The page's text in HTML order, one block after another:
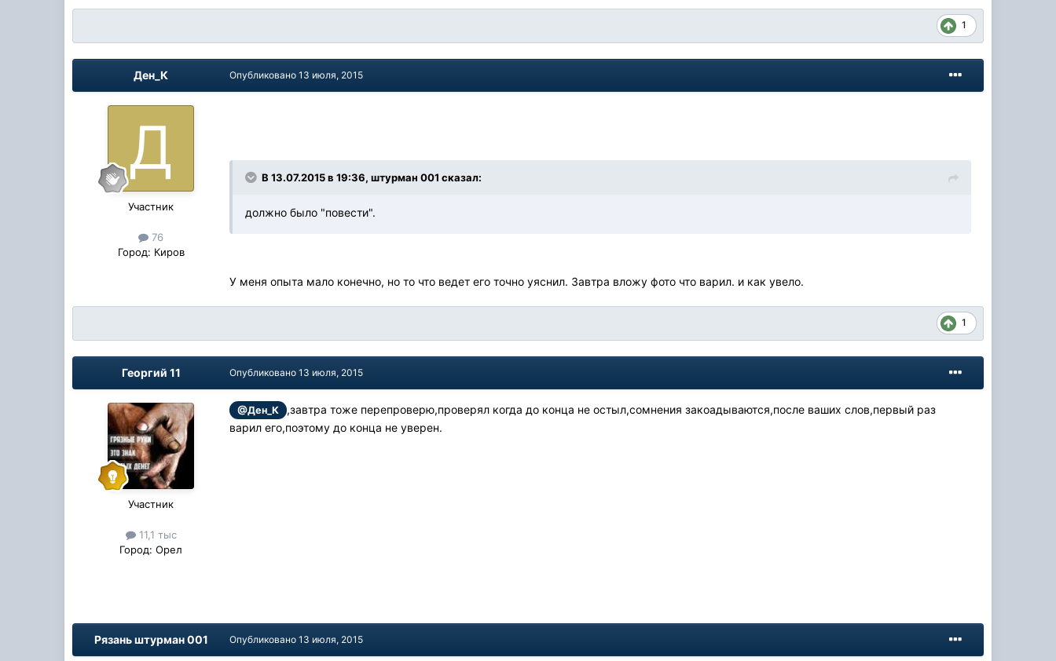
1
Ден_К
Участник
76
Город: Киров
Опубликовано13 июля, 2015
В 13.07.2015 в 19:36, штурман 001 сказал:
должно было "повести".
У меня опыта мало конечно, но то что ведет его точно уяснил. Завтра вложу фото что варил. и как увело.
1
Георгий 11
Участник
11,1 тыс
Город: Орел
Опубликовано13 июля, 2015
@Ден_К
,завтра тоже перепроверю,проверял когда до конца не остыл,сомнения закоадываются,после ваших слов,первый раз
варил его,поэтому до конца не уверен.
Рязань штурман 001 Опубликовано13 июля, 2015